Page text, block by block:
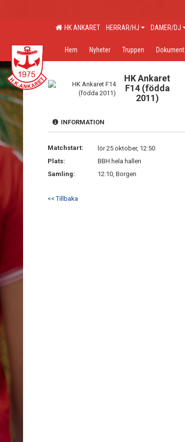
HK ANKARET HERRAR/HJ DAMER/DJ
Hem Nyheter Truppen Dokument
HK Ankaret
F14 (födda
2011)
INFORMATION
Matchstart:
lör 25 oktober, 12:50
Plats:
BBH:hela hallen
Samling:
12:10, Borgen
<< Tillbaka